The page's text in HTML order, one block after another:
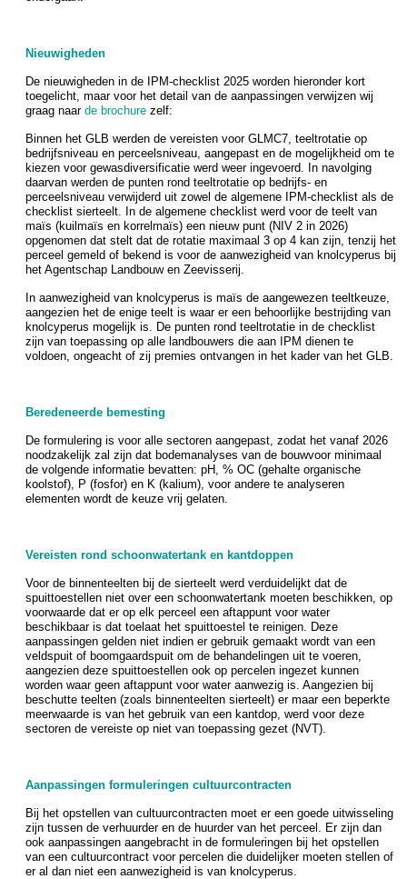
Nieuwigheden
De nieuwigheden in de IPM-checklist 2025 worden hieronder kort
toegelicht, maar voor het detail van de aanpassingen verwijzen wij
graag naar de brochure zelf:
Binnen het GLB werden de vereisten voor GLMC7, teeltrotatie op
bedrijfsniveau en perceelsniveau, aangepast en de mogelijkheid om te
kiezen voor gewasdiversificatie werd weer ingevoerd. In navolging
daarvan werden de punten rond teeltrotatie op bedrijfs- en
perceelsniveau verwijderd uit zowel de algemene IPM-checklist als de
checklist sierteelt. In de algemene checklist werd voor de teelt van
maïs (kuilmaïs en korrelmaïs) een nieuw punt (NIV 2 in 2026)
opgenomen dat stelt dat de rotatie maximaal 3 op 4 kan zijn, tenzij het
perceel gemeld of bekend is voor de aanwezigheid van knolcyperus bij
het Agentschap Landbouw en Zeevisserij.
In aanwezigheid van knolcyperus is maïs de aangewezen teeltkeuze,
aangezien het de enige teelt is waar er een behoorlijke bestrijding van
knolcyperus mogelijk is. De punten rond teeltrotatie in de checklist
zijn van toepassing op alle landbouwers die aan IPM dienen te
voldoen, ongeacht of zij premies ontvangen in het kader van het GLB.
Beredeneerde bemesting
De formulering is voor alle sectoren aangepast, zodat het vanaf 2026
noodzakelijk zal zijn dat bodemanalyses van de bouwvoor minimaal
de volgende informatie bevatten: pH, % OC (gehalte organische
koolstof), P (fosfor) en K (kalium), voor andere te analyseren
elementen wordt de keuze vrij gelaten.
Vereisten rond schoonwatertank en kantdoppen
Voor de binnenteelten bij de sierteelt werd verduidelijkt dat de
spuittoestellen niet over een schoonwatertank moeten beschikken, op
voorwaarde dat er op elk perceel een aftappunt voor water
beschikbaar is dat toelaat het spuittoestel te reinigen. Deze
aanpassingen gelden niet indien er gebruik gemaakt wordt van een
veldspuit of boomgaardspuit om de behandelingen uit te voeren,
aangezien deze spuittoestellen ook op percelen ingezet kunnen
worden waar geen aftappunt voor water aanwezig is. Aangezien bij
beschutte teelten (zoals binnenteelten sierteelt) er maar een beperkte
meerwaarde is van het gebruik van een kantdop, werd voor deze
sectoren de vereiste op niet van toepassing gezet (NVT).
Aanpassingen formuleringen cultuurcontracten
Bij het opstellen van cultuurcontracten moet er een goede uitwisseling
zijn tussen de verhuurder en de huurder van het perceel. Er zijn dan
ook aanpassingen aangebracht in de formuleringen bij het opstellen
van een cultuurcontract voor percelen die duidelijker moeten stellen of
er al dan niet een aanwezigheid is van knolcyperus.